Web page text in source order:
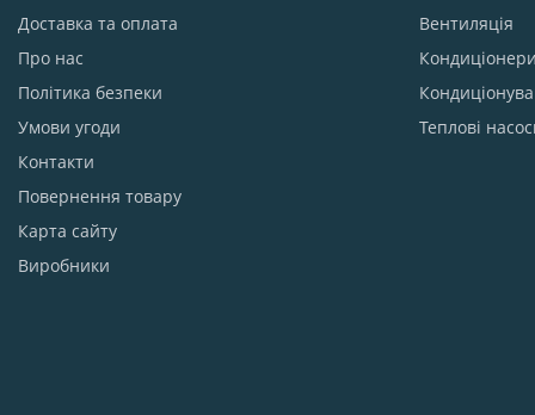
Доставка та оплата
Про нас
Політика безпеки
Умови угоди
Контакти
Повернення товару
Карта сайту
Виробники
Вентиляція
Теплові